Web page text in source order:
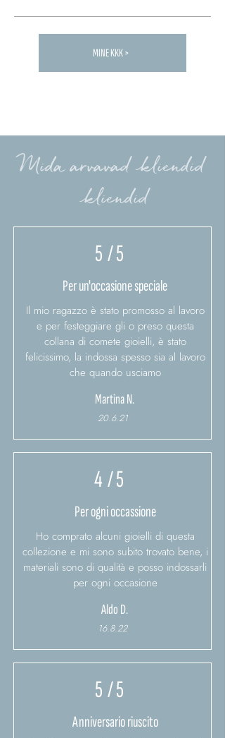
Carica altre FAQ...
MINE KKK >
Mida arvavad kliendid
kliendid
5/ 5
Per un'occasione speciale
Il mio ragazzo è stato promosso al lavoro
e per festeggiare gli o preso questa
collana di comete gioielli, è stato
felicissimo, la indossa spesso sia al lavoro
che quando usciamo
Martina N.
20.6.21
4/ 5
Per ogni occassione
Ho comprato alcuni gioielli di questa
collezione e mi sono subito trovato bene, i
materiali sono di qualità e posso indossarli
per ogni occasione
Aldo D.
16.8.22
5/ 5
Anniversario riuscito